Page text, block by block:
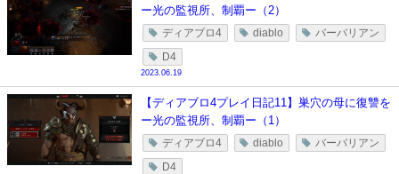
ー光の監視所、制覇ー（2）
ディアブロ4 diablo バーバリアン
D4
2023.06.19
【ディアブロ4プレイ日記11】巣穴の母に復讐を
ー光の監視所、制覇ー（1）
ディアブロ4 diablo バーバリアン
D4